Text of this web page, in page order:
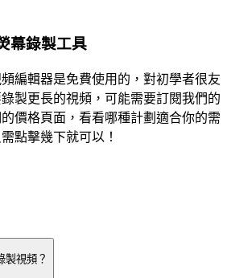
幕錄製工具
編輯器是免費使用的，對初學者很友
製更長的視頻，可能需要訂閱我們的
價格頁面，看看哪種計劃適合你的需
點擊幾下就可以！
製視頻？